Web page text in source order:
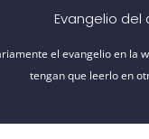
Evangelio del
el evangelio en la
tengan que leerlo en